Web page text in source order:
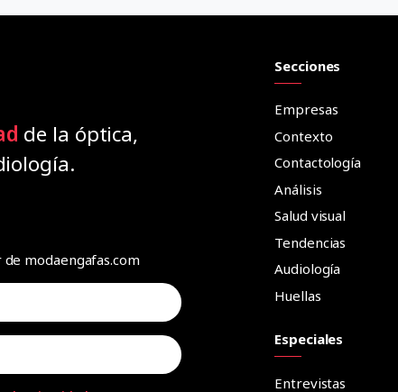
de la óptica,
modaengafas.com
Secciones
Empresas
Contexto
Contactología
Análisis
Salud visual
Tendencias
Audiología
Huellas
Especiales
Entrevistas